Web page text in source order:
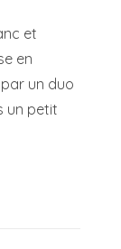
et
en
un duo
un petit